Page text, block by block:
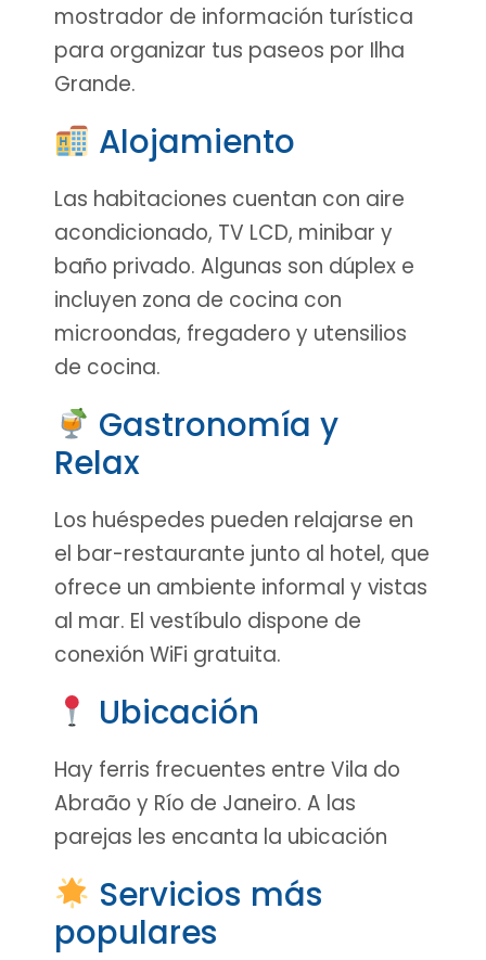
mostrador de información turística
para organizar tus paseos por Ilha
Grande.
Alojamiento
Las habitaciones cuentan con aire
acondicionado, TV LCD, minibar y
baño privado. Algunas son dúplex e
incluyen zona de cocina con
microondas, fregadero y utensilios
de cocina.
Gastronomía y
Relax
Los huéspedes pueden relajarse en
el bar-restaurante junto al hotel, que
ofrece un ambiente informal y vistas
al mar. El vestíbulo dispone de
conexión WiFi gratuita.
Ubicación
Hay ferris frecuentes entre Vila do
Abraão y Río de Janeiro. A las
parejas les encanta la ubicación
Servicios más
populares